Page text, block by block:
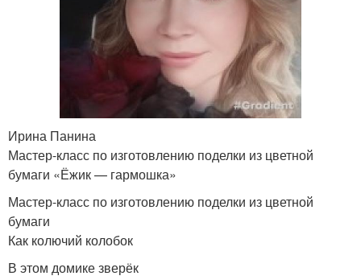
Ирина Панина
Мастер-класс по изготовлению поделки из цветной
бумаги «Ёжик — гармошка»
Мастер-класс по изготовлению поделки из цветной
бумаги
Как колючий колобок
В этом домике зверёк